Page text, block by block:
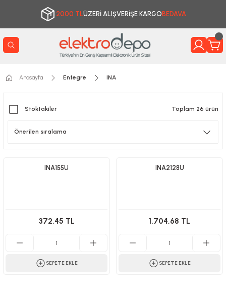
2000 TLÜZERİ ALIŞVERİŞE KARGO BEDAVA
Anasayfa Entegre INA
Stoktakiler Toplam 26 ürün
INA155U
372,45 TL
SEPETE EKLE
INA2128U
1.704,68 TL
SEPETE EKLE